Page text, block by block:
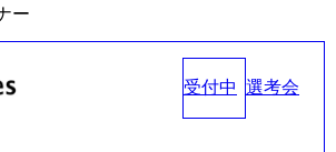
ー
受付中 選考会